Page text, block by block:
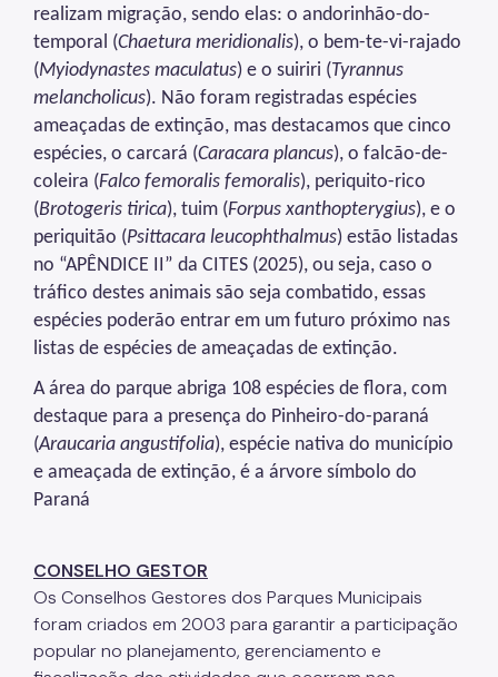
realizam migração, sendo elas: o andorinhão-do-
temporal (Chaetura meridionalis), o bem-te-vi-rajado
(Myiodynastes maculatus) e o suiriri (Tyrannus
melancholicus). Não foram registradas espécies
ameaçadas de extinção, mas destacamos que cinco
espécies, o carcará (Caracara plancus), o falcão-de-
coleira (Falco femoralis femoralis), periquito-rico
(Brotogeris tirica), tuim (Forpus xanthopterygius), e o
periquitão (Psittacara leucophthalmus) estão listadas
no “APÊNDICE II” da CITES (2025), ou seja, caso o
tráfico destes animais são seja combatido, essas
espécies poderão entrar em um futuro próximo nas
listas de espécies de ameaçadas de extinção.
A área do parque abriga 108 espécies de flora, com
destaque para a presença do Pinheiro-do-paraná
(Araucaria angustifolia), espécie nativa do município
e ameaçada de extinção, é a árvore símbolo do
Paraná
CONSELHO GESTOR
Os Conselhos Gestores dos Parques Municipais
foram criados em 2003 para garantir a participação
popular no planejamento, gerenciamento e